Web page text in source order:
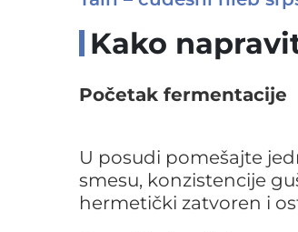
Kako
Početak fermentacije
U posudi pomešajte
smesu, konzistencije
hermetički zatvoren i